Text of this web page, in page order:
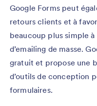
Google Forms peut
retours clients et à
beaucoup plus simple
d’emailing de masse.
gratuit et propose une
d’outils de conception
formulaires.